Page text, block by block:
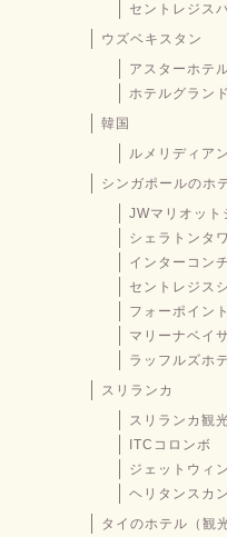
セントレジス
ウズベキスタン
アスターホテ
ホテルグラン
韓国
ルメリディア
シンガポールのホ
JWマリオット
シェラトンタ
インターコン
セントレジス
フォーポイン
マリーナベイ
ラッフルズホ
スリランカ
スリランカ観
ITCコロンボ
ジェットウィ
ヘリタンスカ
タイのホテル（観